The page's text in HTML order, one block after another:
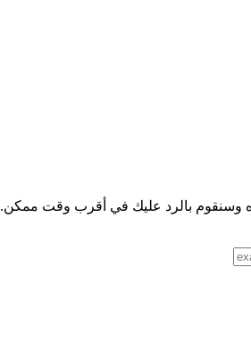
وسنقوم بالرد عليك في أقرب وقت ممكن.